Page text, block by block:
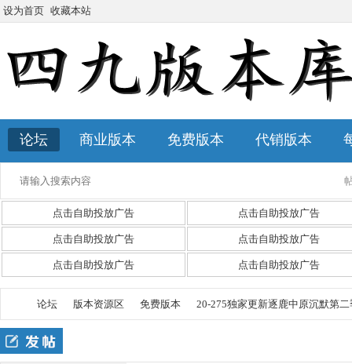
设为首页 收藏本站
论坛 商业版本 免费版本 代销版本
点击自助投放广告 点击自助投放广告
点击自助投放广告 点击自助投放广告
点击自助投放广告 点击自助投放广告
论坛 版本资源区 免费版本 20-275独家更新逐鹿中原沉默第